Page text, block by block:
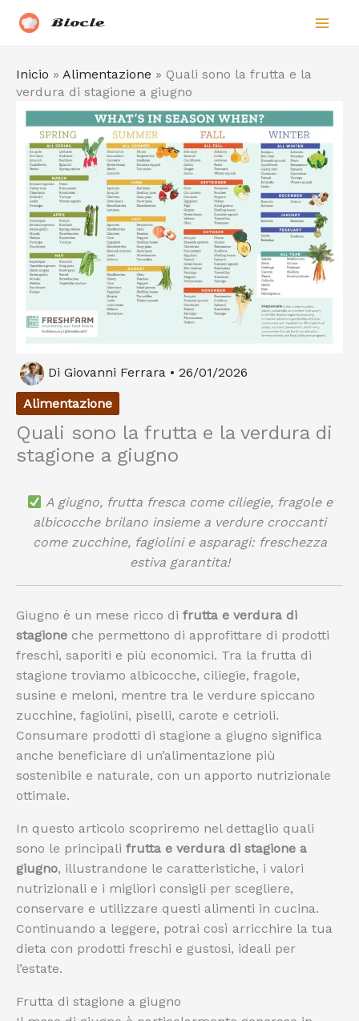
Biocle
Inicio » Alimentazione » Quali sono la frutta e la
verdura di stagione a giugno
Di Giovanni Ferrara • 26/01/2026
Alimentazione
Quali sono la frutta e la verdura di
stagione a giugno
A giugno, frutta fresca come ciliegie, fragole e
albicocche brilano insieme a verdure croccanti
come zucchine, fagiolini e asparagi: freschezza
estiva garantita!
Giugno è un mese ricco di frutta e verdura di
stagione che permettono di approfittare di prodotti
freschi, saporiti e più economici. Tra la frutta di
stagione troviamo albicocche, ciliegie, fragole,
susine e meloni, mentre tra le verdure spiccano
zucchine, fagiolini, piselli, carote e cetrioli.
Consumare prodotti di stagione a giugno significa
anche beneficiare di un’alimentazione più
sostenibile e naturale, con un apporto nutrizionale
ottimale.
In questo articolo scopriremo nel dettaglio quali
sono le principali frutta e verdura di stagione a
giugno, illustrandone le caratteristiche, i valori
nutrizionali e i migliori consigli per scegliere,
conservare e utilizzare questi alimenti in cucina.
Continuando a leggere, potrai così arricchire la tua
dieta con prodotti freschi e gustosi, ideali per
l’estate.
Frutta di stagione a giugno